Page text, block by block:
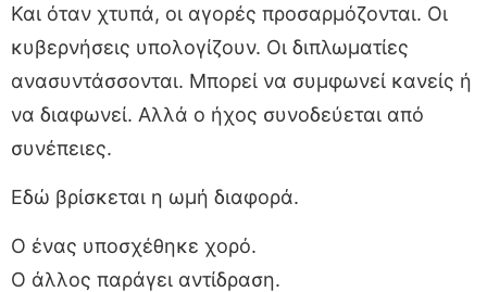
Και όταν χτυπά, οι αγορές προσαρμόζονται. Οι
κυβερνήσεις υπολογίζουν. Οι διπλωματίες
ανασυντάσσονται. Μπορεί να συμφωνεί κανείς ή
να διαφωνεί. Αλλά ο ήχος συνοδεύεται από
συνέπειες.
Εδώ βρίσκεται η ωμή διαφορά.
Ο ένας υποσχέθηκε χορό.
Ο άλλος παράγει αντίδραση.